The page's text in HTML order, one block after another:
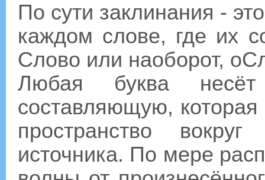
По сути заклинания -
каждом слове, где их
Слово или наоборот,
Любая буква
составляющую,
пространство
источника. По мере